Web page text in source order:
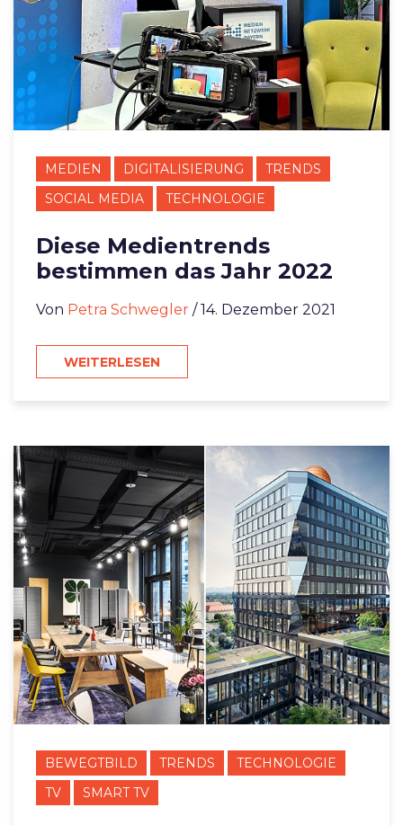
MEDIEN DIGITALISIERUNG
TRENDS
SOCIAL MEDIA
TECHNOLOGIE
Diese Medientrends
bestimmen das Jahr 2022
Von Petra Schwegler / 14. Dezember 2021
WEITERLESEN
BEWEGTBILD TRENDS
TECHNOLOGIE
TV
SMART TV